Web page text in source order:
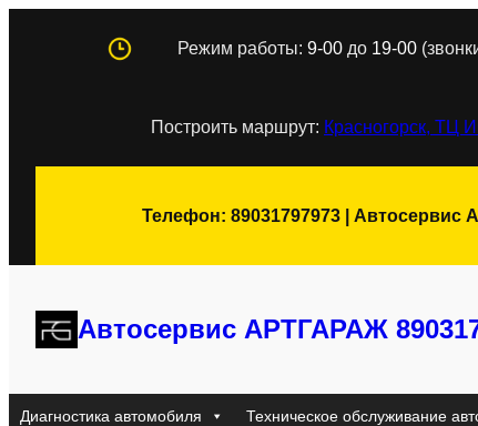
Режим работы: 9-00 до 19-00
Построить маршрут: Красногорск, ТЦ
Телефон: 89031797973 | Автосервис
Автосервис АРТГАРАЖ
Диагностика автомобиля Техническое обслуживание